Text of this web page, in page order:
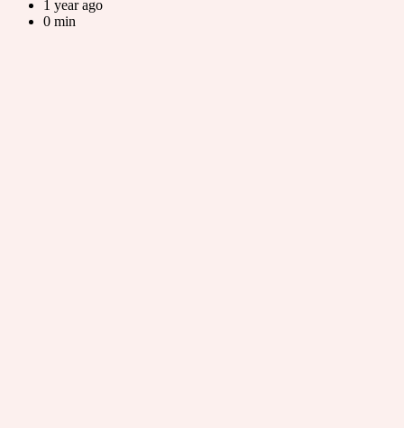
by
1 year ago
0 min